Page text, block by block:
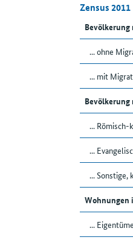
Zensus 2011
Bevölkerung
... ohne
... mit
Bevölkerung
... Römisch-
...
... Sonstige,
Wohnungen
...